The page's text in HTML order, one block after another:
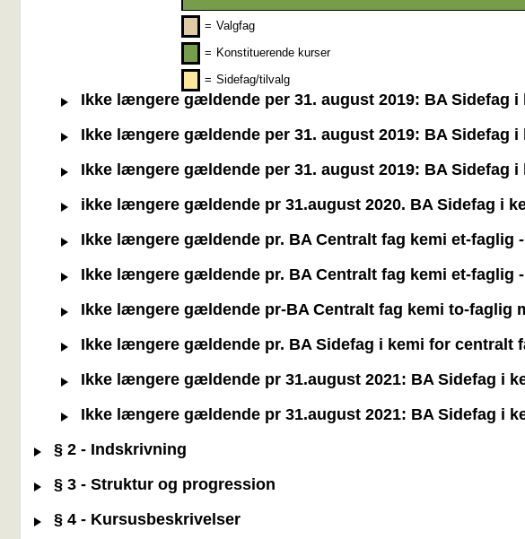
= Valgfag
= Konstituerende kurser
= Sidefag/tilvalg
Ikke længere gældende per 31. august 2019: BA Sidefag
Ikke længere gældende per 31. august 2019: BA Sidefag
Ikke længere gældende per 31. august 2019: BA Sidefag
ikke længere gældende pr 31.august 2020. BA Sidefag i
Ikke længere gældende pr. BA Centralt fag kemi et-faglig
Ikke længere gældende pr. BA Centralt fag kemi et-faglig
Ikke længere gældende pr-BA Centralt fag kemi to-faglig
Ikke længere gældende pr. BA Sidefag i kemi for centralt
Ikke længere gældende pr 31.august 2021: BA Sidefag i
Ikke længere gældende pr 31.august 2021: BA Sidefag i
§ 2 - Indskrivning
§ 3 - Struktur og progression
§ 4 - Kursusbeskrivelser